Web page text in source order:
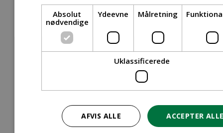
Tilbehør Kæder
Tilbehør Sværd
Tilbehør Rengøringsmaskiner
Tilbehør Robotplæneklipper
Tilbehør Walk Behind
Reservedele Løvblæsere
Reservedele Motorsave
Absolut
nødvendige
Ydeevne Målretning
Uklassificerede
ACCEPTER
AFVIS ALLE